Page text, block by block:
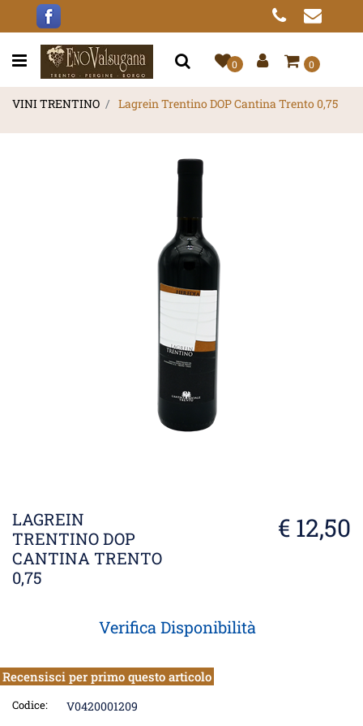
Open menu 0 0
VINI TRENTINO Lagrein Trentino DOP Cantina Trento 0,75
LAGREIN
TRENTINO DOP
CANTINA TRENTO
0,75
€ 12,50
Verifica Disponibilità
Recensisci per primo questo articolo
Codice:
V0420001209